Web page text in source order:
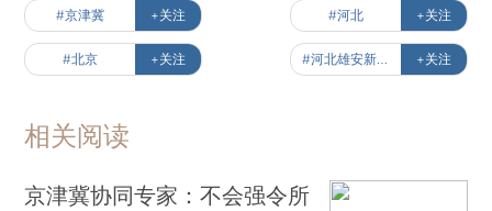
#京津冀 +关注 #河北 +关注
#北京 +关注 #河北雄安新区横空出世 +关注
相关阅读
京津冀协同专家：不会强令所